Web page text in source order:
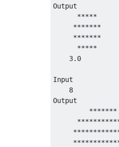
Output
      *****
     *******
     *******
      *****
    3.0
Input
    8
Output